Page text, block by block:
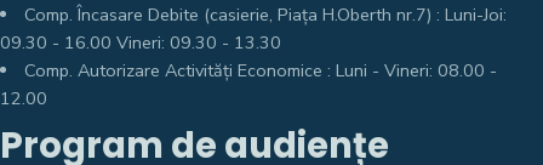
Comp. Încasare Debite (casierie, Piața H.Oberth nr.7) : Luni-Joi:
09.30 - 16.00 Vineri: 09.30 - 13.30
Comp. Autorizare Activități Economice : Luni - Vineri: 08.00 -
12.00
Program de audiențe